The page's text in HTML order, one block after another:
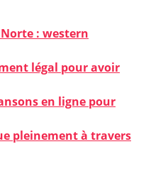
: western
légal pour avoir
en ligne pour
pleinement à travers